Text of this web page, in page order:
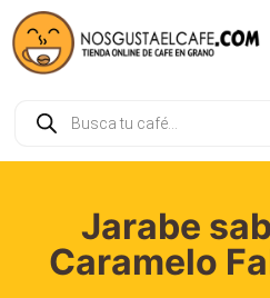
Jarabe
Caramelo